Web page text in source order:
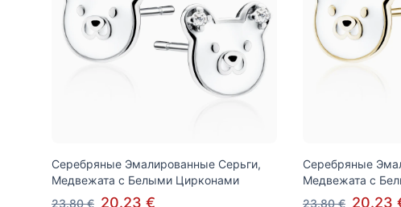
Серебряные Эмалированные Серьги,
Медвежата с Белыми Цирконами
23.80 € 20.23 €
Серебряные
Медвежата с
23.80 € 20.23